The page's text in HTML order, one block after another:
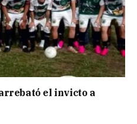
el invicto a